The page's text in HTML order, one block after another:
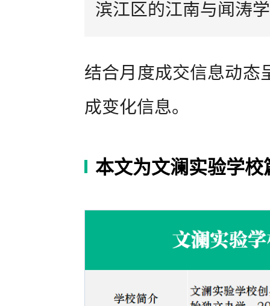
滨江区的江南与闻涛
结合月度成交信息动态
成变化信息。
本文为文澜实验学校